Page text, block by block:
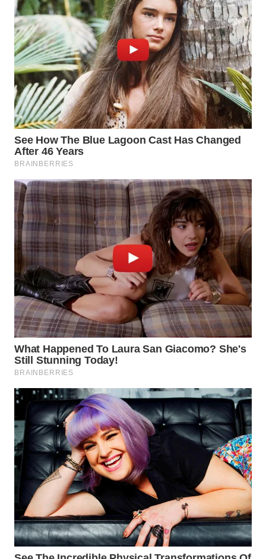
LAWAS
WN
SUMEDANG
WN
CIANJUR
WN
KEPULAUAN
SERIBU
WN
TANGERANG
WN
BINJAI
WN
CIREBON
WN
INDRAMAYU
WN
KUNINGAN
WN
MAJALENGKA
WN
SUBANG
WN
SUKABUMI
WN
PURWAKARTA